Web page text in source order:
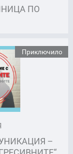
ПО
Приключило
–